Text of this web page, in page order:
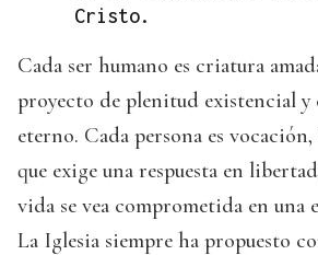
Cristo.
Cada ser humano es criatura
proyecto de plenitud existencial
eterno. Cada persona es
que exige una respuesta en
vida se vea comprometida en una
La Iglesia siempre ha propuesto